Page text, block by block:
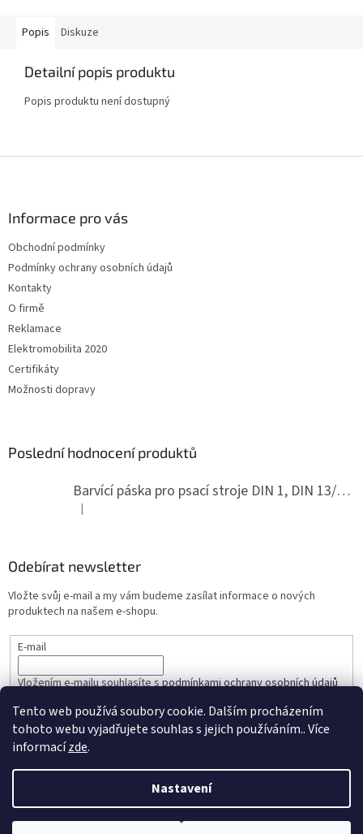
Tento web používá soubory cookie. Dalším procházením
tohoto webu vyjadřujete souhlas s jejich používáním.. Více
informacízde.
Nastavení
Popis Diskuze
Detailní popis produktu
Popis produktu není dostupný
Informace pro vás
Obchodní podmínky
Podmínky ochrany osobních údajů
Kontakty
O firmě
Reklamace
Elektromobilita 2020
Certifikáty
Možnosti dopravy
Poslední hodnocení produktů
Barvící páska pro psací stroje DIN 1, DIN 13/10, LAND, PA červenočerná
Hodnocení produktu je 5 z 5 hvězdiček.
|
Odebírat newsletter
Vložte svůj e-mail a my vám budeme zasílat informace o nových
produktech na našem e-shopu.
E-mail
Vložením e-mailu souhlasíte spodmínkami ochrany osobních údajů
PŘIHLÁSIT SE
Vytvořil Shoptet